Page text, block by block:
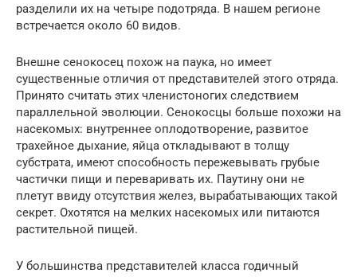
разделили их на четыре подотряда. В нашем регионе
встречается около 60 видов.
Внешне сенокосец похож на паука, но имеет
существенные отличия от представителей этого отряда.
Принято считать этих членистоногих следствием
параллельной эволюции. Сенокосцы больше похожи на
насекомых: внутреннее оплодотворение, развитое
трахейное дыхание, яйца откладывают в толщу
субстрата, имеют способность пережевывать грубые
частички пищи и переваривать их. Паутину они не
плетут ввиду отсутствия желез, вырабатывающих такой
секрет. Охотятся на мелких насекомых или питаются
растительной пищей.
У большинства представителей класса годичный